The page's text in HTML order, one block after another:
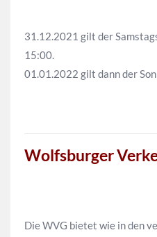
31.12.2021 gilt der
15:00.
01.01.2022 gilt dann der
Wolfsburger
Die WVG bietet wie in den